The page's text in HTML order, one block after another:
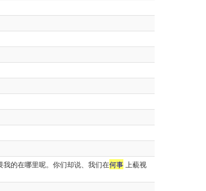
的在哪里呢。你们却说、我们在何事 上藐视